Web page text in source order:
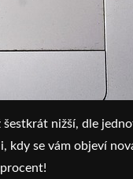
nižší, dle
kdy se vám objeví